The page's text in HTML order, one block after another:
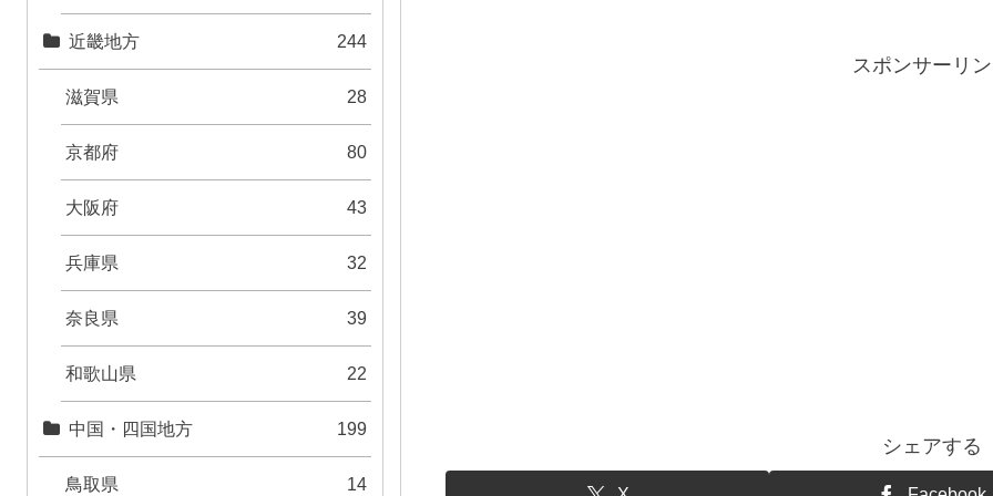
スポンサーリ
シェアする
近畿地方 244
滋賀県 28
京都府 80
大阪府 43
兵庫県 32
奈良県 39
和歌山県 22
中国・四国地方 199
鳥取県 14